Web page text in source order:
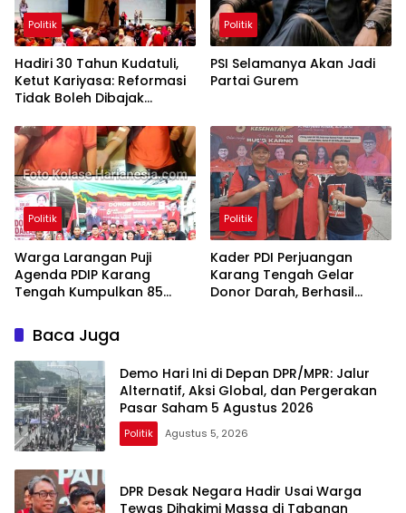
Politik
Hadiri 30 Tahun Kudatuli,
Ketut Kariyasa: Reformasi
Tidak Boleh Dibajak
Politik
PSI Selamanya Akan Jadi
Partai Gurem
Politik
Warga Larangan Puji
Agenda PDIP Karang
Tengah Kumpulkan 85
Politik
Kader PDI Perjuangan
Karang Tengah Gelar
Donor Darah, Berhasil
Baca Juga
Demo Hari Ini di Depan DPR/MPR: Jalur
Alternatif, Aksi Global, dan Pergerakan
Pasar Saham 5 Agustus 2026
Politik Agustus 5, 2026
DPR Desak Negara Hadir Usai Warga
Tewas Dihakimi Massa di Tabanan